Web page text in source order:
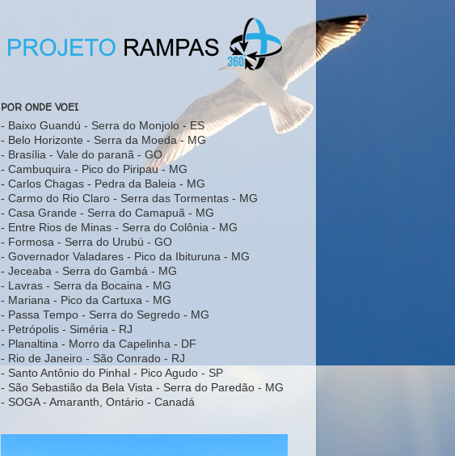
POR ONDE VOEI
- Baixo Guandú - Serra do Monjolo - ES
- Belo Horizonte - Serra da Moeda - MG
- Brasília - Vale do paranã - GO
- Cambuquira - Pico do Piripau - MG
- Carlos Chagas - Pedra da Baleia - MG
- Carmo do Rio Claro - Serra das Tormentas - MG
- Casa Grande - Serra do Camapuã - MG
- Entre Rios de Minas - Serra do Colônia - MG
- Formosa - Serra do Urubú - GO
- Governador Valadares - Pico da Ibituruna - MG
- Jeceaba - Serra do Gambá - MG
- Lavras - Serra da Bocaina - MG
- Mariana - Pico da Cartuxa - MG
- Passa Tempo - Serra do Segredo - MG
- Petrópolis - Siméria - RJ
- Planaltina - Morro da Capelinha - DF
- Rio de Janeiro - São Conrado - RJ
- Santo Antônio do Pinhal - Pico Agudo - SP
- São Sebastião da Bela Vista - Serra do Paredão - MG
- SOGA - Amaranth, Ontário - Canadá